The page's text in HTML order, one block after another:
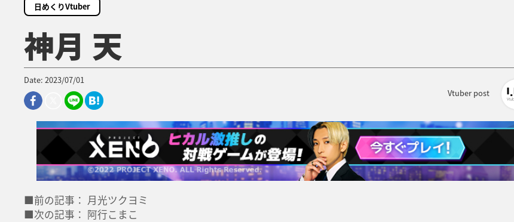
日めくりVtuber
神月 天
Date: 2023/07/01
Vtuber post
■前の記事： 月光ツクヨミ
■次の記事： 阿行こまこ